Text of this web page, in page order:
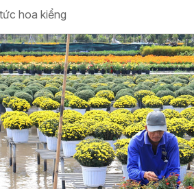
hoa kiểng